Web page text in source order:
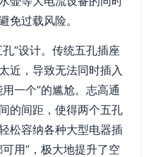
免过载风险。
”设计。传统五孔插座
近，导致无法同时插入
一个”的尴尬。志高通
的间距，使得两个五孔
松容纳各种大型电器插
用”，极大地提升了空